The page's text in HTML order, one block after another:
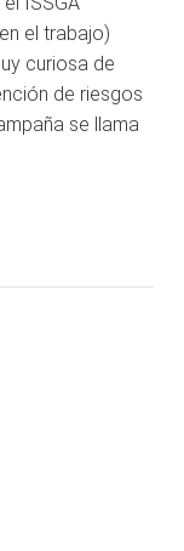
el trabajo)
curiosa de
de riesgos
se llama